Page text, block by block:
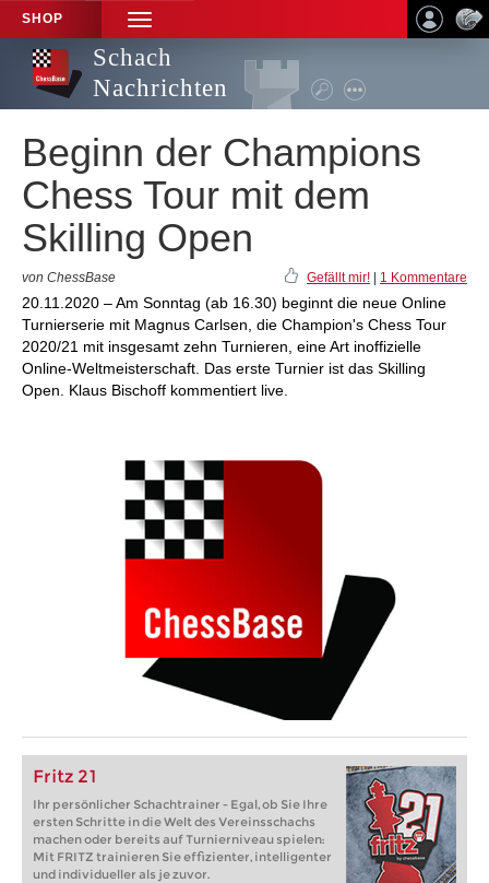
SHOP
TOGGLE
NAVIGATION
Schach
Nachrichten
Beginn der Champions
Chess Tour mit dem
Skilling Open
von ChessBase Gefällt mir! 1 Kommentare
20.11.2020 – Am Sonntag (ab 16.30) beginnt die neue Online
Turnierserie mit Magnus Carlsen, die Champion's Chess Tour
2020/21 mit insgesamt zehn Turnieren, eine Art inoffizielle
Online-Weltmeisterschaft. Das erste Turnier ist das Skilling
Open. Klaus Bischoff kommentiert live.
Fritz 21
Ihr persönlicher Schachtrainer - Egal, ob Sie Ihre
ersten Schritte in die Welt des Vereinsschachs
machen oder bereits auf Turnierniveau spielen:
Mit FRITZ trainieren Sie effizienter, intelligenter
und individueller als je zuvor.